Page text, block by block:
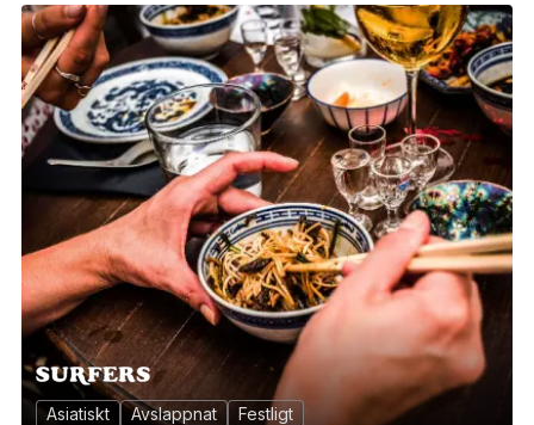
1
Asiatiskt Avslappnat
Festligt